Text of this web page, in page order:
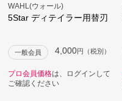
WAHL(ウォール)
5Star ディテイラー用替刃
一般会員 4,000円（税別）
プロ会員価格は、ログインして
ご確認ください